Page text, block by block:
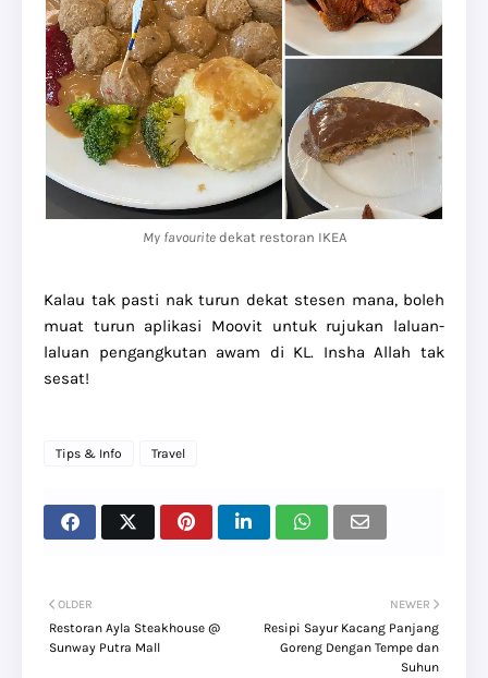
My favouritedekat restoran IKEA
Kalau tak pasti nak turun dekat stesen mana, boleh
muat turun aplikasi Moovit untuk rujukan laluan-
laluan pengangkutan awam di KL. Insha Allah tak
sesat!
Tips & Info Travel
NEWER
Resipi Sayur Kacang Panjang
Goreng Dengan Tempe dan
Suhun
OLDER
Restoran Ayla Steakhouse @
Sunway Putra Mall